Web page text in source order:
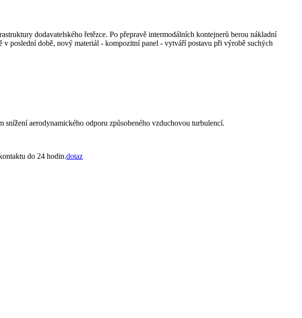
dodavatelského řetězce. Po přepravě intermodálních kontejnerů berou nákladní
poslední době, nový materiál - kompozitní panel - vytváří postavu při výrobě suchých
aerodynamického odporu způsobeného vzduchovou turbulencí.
do 24 hodin.dotaz